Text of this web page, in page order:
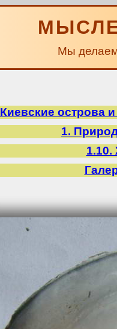
Мы делаем
Киевские острова
1.